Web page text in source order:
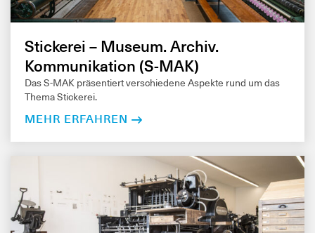
Stickerei – Museum. Archiv.
Kommunikation (S-MAK)
Das S‑MAK präsentiert verschiedene Aspekte rund um das
Thema Stickerei.
MEHR ERFAHREN